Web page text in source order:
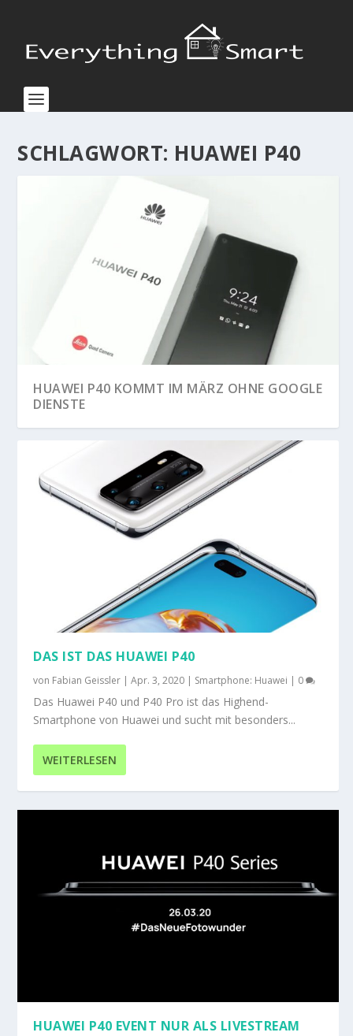
SCHLAGWORT: HUAWEI P40
HUAWEI P40 KOMMT IM MÄRZ OHNE GOOGLE
DIENSTE
DAS IST DAS HUAWEI P40
von Fabian Geissler |Apr. 3, 2020 | Smartphone: Huawei | 0
Das Huawei P40 und P40 Pro ist das Highend-
Smartphone von Huawei und sucht mit besonders...
WEITERLESEN
HUAWEI P40 EVENT NUR ALS LIVESTREAM